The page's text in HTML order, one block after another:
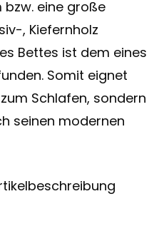
eine große
, Kiefernholz
Bettes ist dem eines
Somit eignet
Schlafen, sondern
seinen modernen